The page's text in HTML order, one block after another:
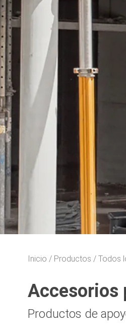
Inicio Productos Todos
Accesorios
Productos de